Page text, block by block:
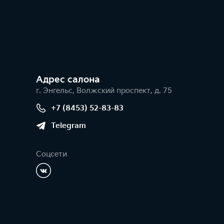
Адрес салонa
г. Энгельс, Волжский проспект, д. 75
+7 (8453) 52-83-83
Telegram
Соцсети